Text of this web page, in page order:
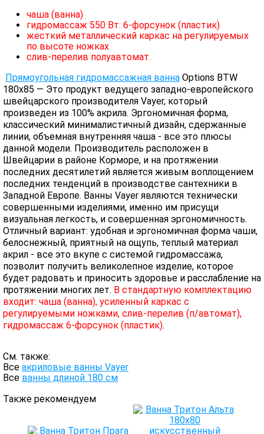
чаша (ванна)
гидромассаж 550 Вт. 6-форсунок (пластик)
жесткий металлический каркас на регулируемых
по высоте ножках
слив-перелив полуавтомат.
Прямоугольная гидромассажная ванна Options BTW
180х85 — Это продукт ведущего западно-европейского
швейцарского производителя Vayer, который
произведен из 100% акрила. Эргономичная форма,
классический минималистичный дизайн, сдержанные
линии, объемная внутренняя чаша - все это плюсы
данной модели. Производитель расположен в
Швейцарии в районе Корморе, и на протяжении
последних десятилетий является живым воплощением
последних тенденций в производстве сантехники в
Западной Европе. Ванны Vayer являются технически
совершенными изделиями, именно им присущи
визуальная легкость, и совершенная эргономичность.
Отличный вариант: удобная и эргономичная форма чаши,
белоснежный, приятный на ощупь, теплый материал
акрил - все это вкупе с системой гидромассажа,
позволит получить великолепное изделие, которое
будет радовать и приносить здоровье и расслабление на
протяжении многих лет. В стандартную комплектацию
входит: чаша (ванна), усиленный каркас с
регулируемыми ножками, слив-перелив (п/автомат),
гидромассаж 6-форсунок (пластик).
См. также:
Все акриловые ванны Vayer
Все ванны длиной 180 см
Также рекомендуем